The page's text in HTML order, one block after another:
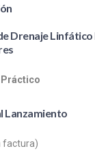
Drenaje
Lanzamiento
factura)